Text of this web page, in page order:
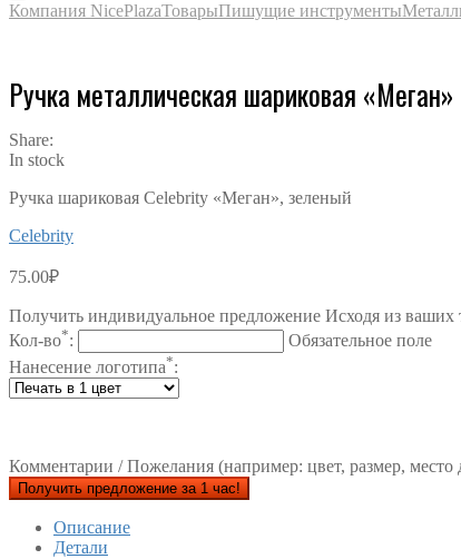
Компания NicePlazaТоварыПишущие инструменты
Ручка металлическая шариковая «Меган»
Share:
In stock
Ручка шариковая Celebrity «Меган», зеленый
Celebrity
75.00₽
Получить индивидуальное предложение Исходя из ваших
Кол-во*:
Обязательное поле
Нанесение логотипа*:
Комментарии / Пожелания (например: цвет, размер, место
Получить предложение за 1 час!
Описание
Детали